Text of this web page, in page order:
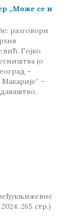
„Може се и
разговори
Гојко
(о
–
–
265 стр.)